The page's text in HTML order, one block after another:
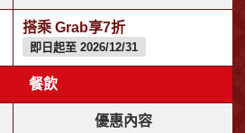
搭乘 Grab享7折
即日起至 2026/12/31
餐飲
優惠內容